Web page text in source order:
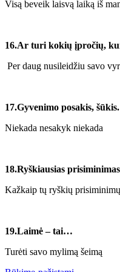
Visą beveik laisvą laiką iš
16.Ar turi kokių įpročių,
Per daug nusileidžiu savo
17.Gyvenimo posakis, šūkis.
Niekada nesakyk niekada
18.Ryškiausias
Kažkaip tų ryškių
19.Laimė – tai…
Turėti savo mylimą šeimą